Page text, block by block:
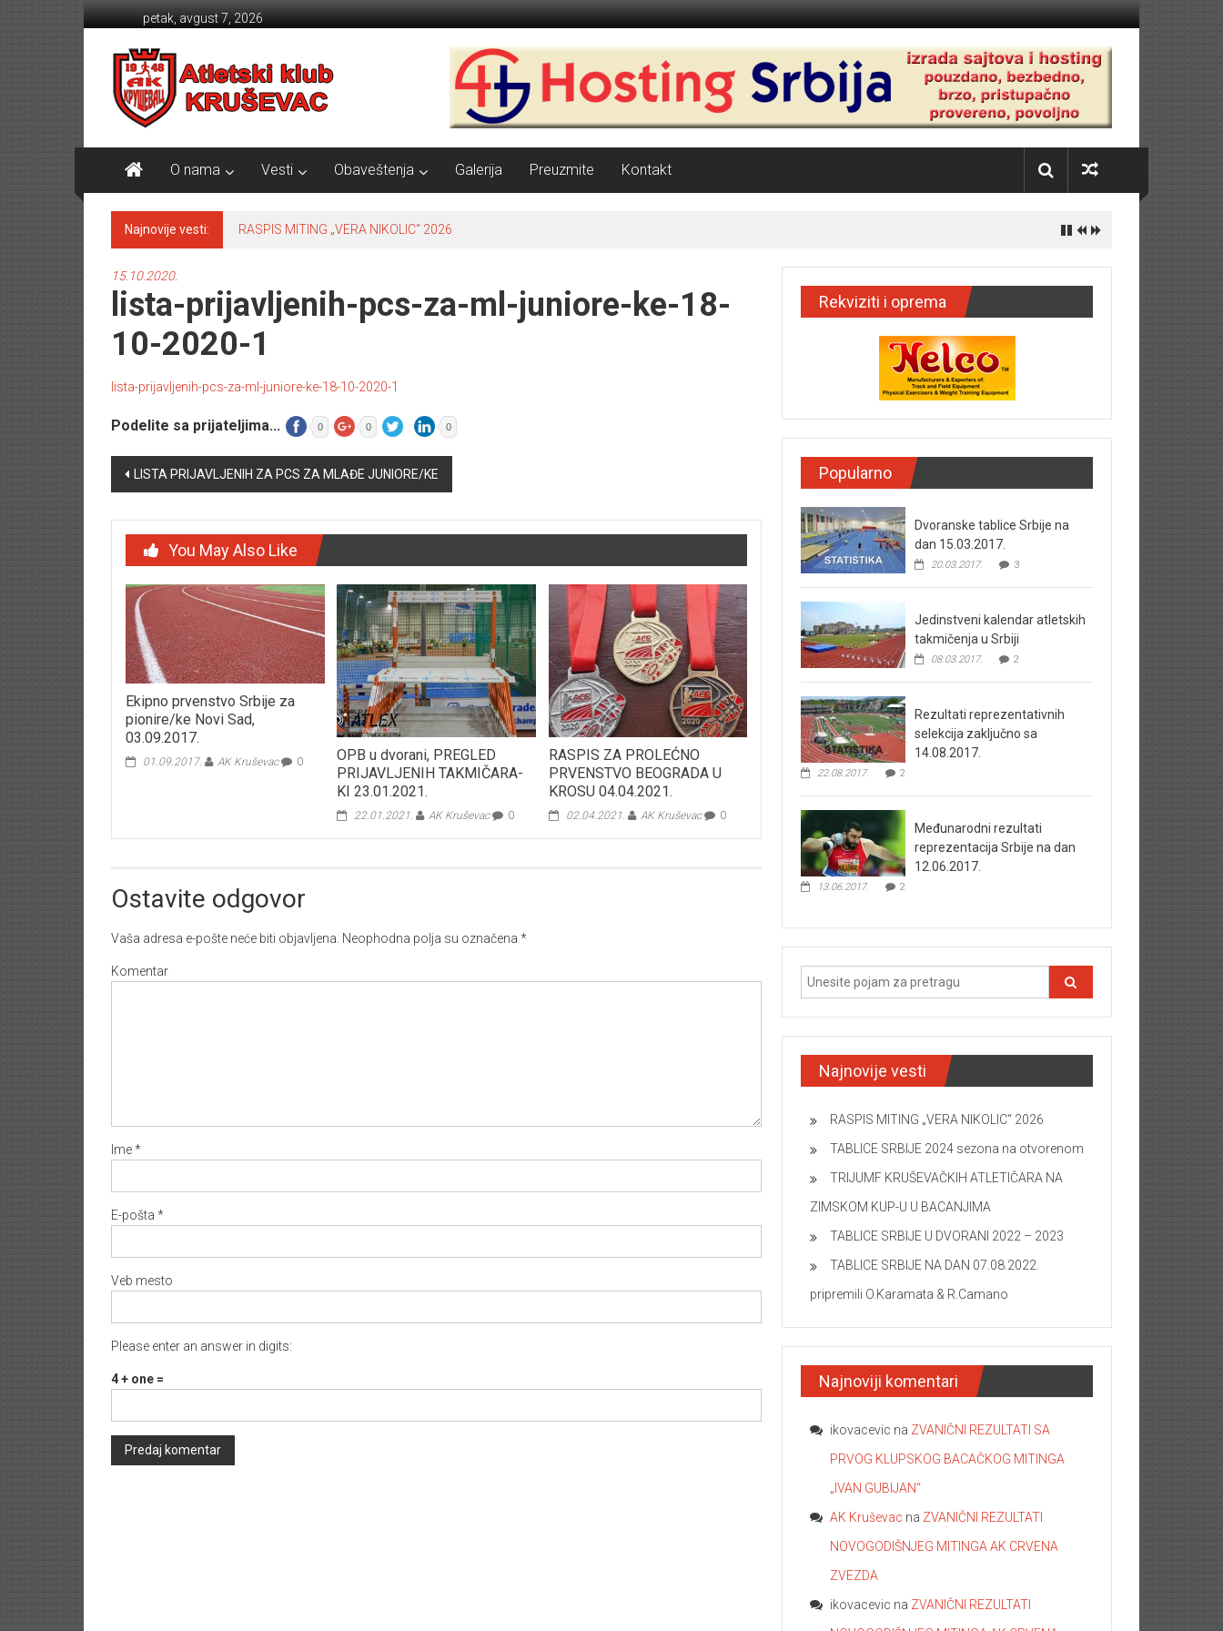
petak, avgust 7, 2026
Atletski klub KRUŠEVAC
O nama Vesti Obaveštenja Galerija Preuzmite Kontakt
Najnovije vesti: RASPIS MITING „VERA NIKOLIC“ 2026
15.10.2020.
lista-prijavljenih-pcs-za-ml-juniore-ke-18-
10-2020-1
lista-prijavljenih-pcs-za-ml-juniore-ke-18-10-2020-1
Podelite sa prijateljima... 0 0 0
Post navigation
LISTA PRIJAVLJENIH ZA PCS ZA MLAĐE JUNIORE/KE
You May Also Like
Ekipno prvenstvo Srbije za
pionire/ke Novi Sad,
03.09.2017.
01.09.2017. AK Kruševac 0
OPB u dvorani, PREGLED
PRIJAVLJENIH TAKMIČARA-
KI 23.01.2021.
22.01.2021. AK Kruševac 0
RASPIS ZA PROLEĆNO
PRVENSTVO BEOGRADA U
KROSU 04.04.2021.
02.04.2021. AK Kruševac 0
Ostavite odgovor
Vaša adresa e-pošte neće biti objavljena. Neophodna polja su označena *
Komentar
Ime*
E-pošta *
Veb mesto
Please enter an answer in digits:
4 + one =
Rekviziti i oprema
Popularno
Dvoranske tablice Srbije na
dan 15.03.2017.
20.03.2017. 3
Jedinstveni kalendar atletskih
takmičenja u Srbiji
08.03.2017. 2
Rezultati reprezentativnih
selekcija zaključno sa
14.08.2017.
22.08.2017. 2
Međunarodni rezultati
reprezentacija Srbije na dan
12.06.2017.
13.06.2017. 2
Najnovije vesti
RASPIS MITING „VERA NIKOLIC“ 2026
TABLICE SRBIJE 2024 sezona na otvorenom
TRIJUMF KRUŠEVAČKIH ATLETIČARA NA
ZIMSKOM KUP-U U BACANJIMA
TABLICE SRBIJE U DVORANI 2022 – 2023
TABLICE SRBIJE NA DAN 07.08.2022.
pripremili O.Karamata & R.Camano
Najnoviji komentari
ikovacevic na ZVANIČNI REZULTATI SA
PRVOG KLUPSKOG BACAČKOG MITINGA
„IVAN GUBIJAN“
AK Kruševac na ZVANIČNI REZULTATI
NOVOGODIŠNJEG MITINGA AK CRVENA
ZVEZDA
ikovacevic na ZVANIČNI REZULTATI